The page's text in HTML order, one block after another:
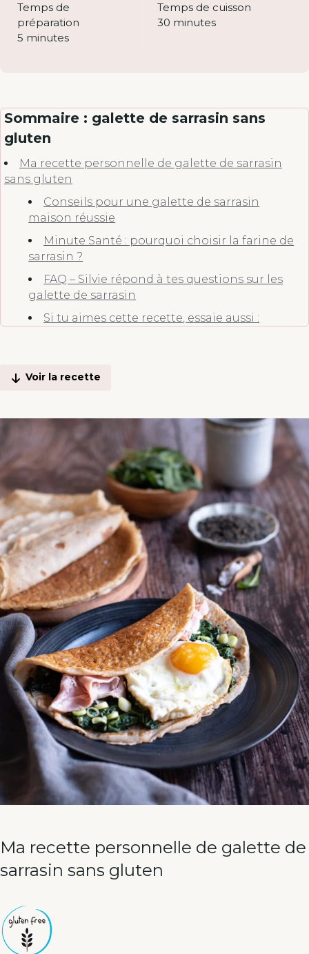
Temps de
préparation
5 minutes
Temps de cuisson
30 minutes
Sommaire : galette de sarrasin sans
gluten
Ma recette personnelle de galette de sarrasin
sans gluten
Conseils pour une galette de sarrasin
maison réussie
Minute Santé : pourquoi choisir la farine de
sarrasin ?
FAQ – Silvie répond à tes questions sur les
galette de sarrasin
Si tu aimes cette recette, essaie aussi :
Voir la recette
Ma recette personnelle de galette de
sarrasin sans gluten